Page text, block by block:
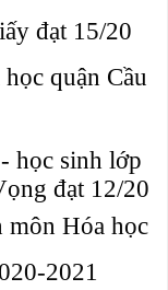
đạt 15/20
quận Cầu
- học sinh lớp
đạt 12/20
Hóa học
2021